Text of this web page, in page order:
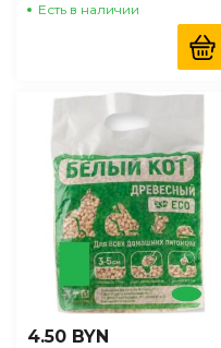
Есть в наличии
4.50 BYN